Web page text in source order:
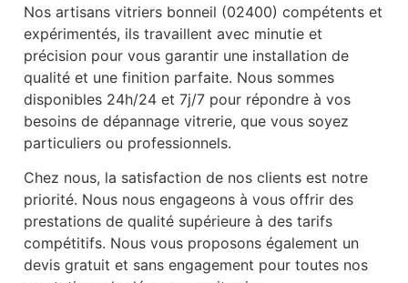
Nos artisans vitriers bonneil (02400) compétents et
expérimentés, ils travaillent avec minutie et
précision pour vous garantir une installation de
qualité et une finition parfaite. Nous sommes
disponibles 24h/24 et 7j/7 pour répondre à vos
besoins de dépannage vitrerie, que vous soyez
particuliers ou professionnels.
Chez nous, la satisfaction de nos clients est notre
priorité. Nous nous engageons à vous offrir des
prestations de qualité supérieure à des tarifs
compétitifs. Nous vous proposons également un
devis gratuit et sans engagement pour toutes nos